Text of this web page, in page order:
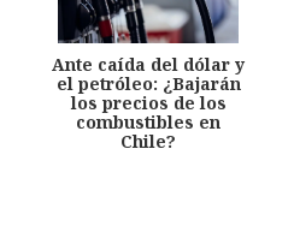
Ante caída del dólar y
el petróleo: ¿Bajarán
los precios de los
combustibles en
Chile?